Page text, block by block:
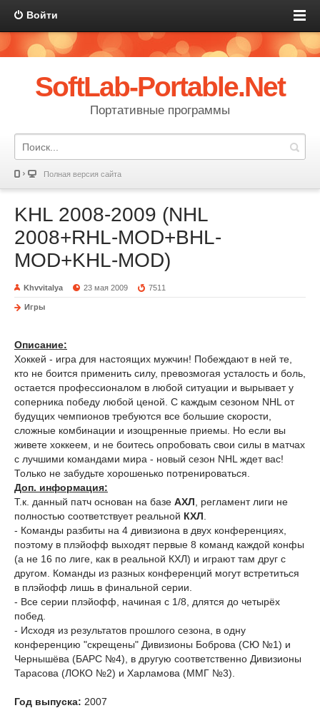
Войти
SoftLab-Portable.Net
Портативные программы
Полная версия сайта
KHL 2008-2009 (NHL
2008+RHL-MOD+BHL-
MOD+KHL-MOD)
Khvvitalya 23 мая 2009 7511
Игры
Описание:
Хоккей - игра для настоящих мужчин! Побеждают в ней те,
кто не боится применить силу, превозмогая усталость и боль,
остается профессионалом в любой ситуации и вырывает у
соперника победу любой ценой. С каждым сезоном NHL от
будущих чемпионов требуются все большие скорости,
сложные комбинации и изощренные приемы. Но если вы
живете хоккеем, и не боитесь опробовать свои силы в матчах
с лучшими командами мира - новый сезон NHL ждет вас!
Только не забудьте хорошенько потренироваться.
Доп. информация:
Т.к. данный патч основан на базе АХЛ , регламент лиги не
полностью соответствует реальной КХЛ
- Команды разбиты на 4 дивизиона в двух конференциях,
поэтому в плэйофф выходят первые 8 команд каждой конфы
(а не 16 по лиге, как в реальной КХЛ) и играют там друг с
другом. Команды из разных конференций могут встретиться
в плэйофф лишь в финальной серии.
- Все серии плэйофф, начиная с 1/8, длятся до четырёх
побед.
- Исходя из результатов прошлого сезона, в одну
конференцию "скрещены" Дивизионы Боброва (СЮ №1) и
Чернышёва (БАРС №4), в другую соответственно Дивизионы
Тарасова (ЛОКО №2) и Харламова (ММГ №3).
Год выпуска: 2007